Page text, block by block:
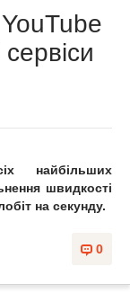
найбільших
швидкості
на секунду.
0